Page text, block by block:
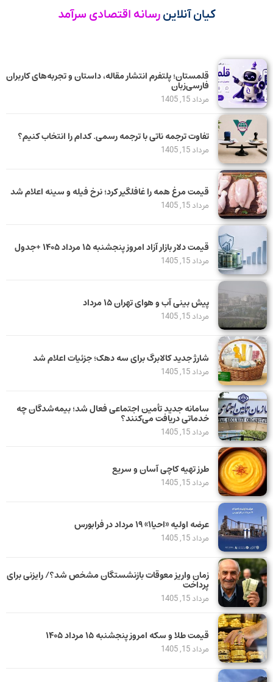
کیان آنلاین رسانه اقتصادی سرآمد
قلمستان؛ پلتفرم انتشار مقاله، داستان و تجربه‌های کاربران
فارسی‌زبان
مرداد 15, 1405
تفاوت ترجمه ناتی با ترجمه رسمی. کدام را انتخاب کنیم؟
مرداد 15, 1405
قیمت مرغ همه را غافلگیر کرد؛ نرخ فیله و سینه اعلام شد
مرداد 15, 1405
قیمت دلار بازار آزاد امروز پنجشنبه ۱۵ مرداد ۱۴۰۵ +جدول
مرداد 15, 1405
پیش بینی آب و هوای تهران ۱۵ مرداد
مرداد 15, 1405
شارژ جدید کالابرگ برای سه دهک؛ جزئیات اعلام شد
مرداد 15, 1405
سامانه جدید تأمین اجتماعی فعال شد؛ بیمه‌شدگان چه
خدماتی دریافت می‌کنند؟
مرداد 15, 1405
طرز تهیه کاچی آسان و سریع
مرداد 15, 1405
عرضه اولیه «احیا۱» ۱۹ مرداد در فرابورس
مرداد 15, 1405
زمان واریز معوقات بازنشستگان مشخص شد؟/ رایزنی برای
پرداخت
مرداد 15, 1405
قیمت طلا و سکه امروز پنجشنبه ۱۵ مرداد ۱۴۰۵
مرداد 15, 1405